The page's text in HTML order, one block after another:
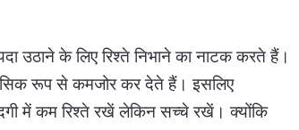
उठाने के लिए रिश्ते निभाने का नाटक करते हैं।
रूप से कमजोर कर देते हैं। इसलिए
में कम रिश्ते रखें लेकिन सच्चे रखें। क्योंकि